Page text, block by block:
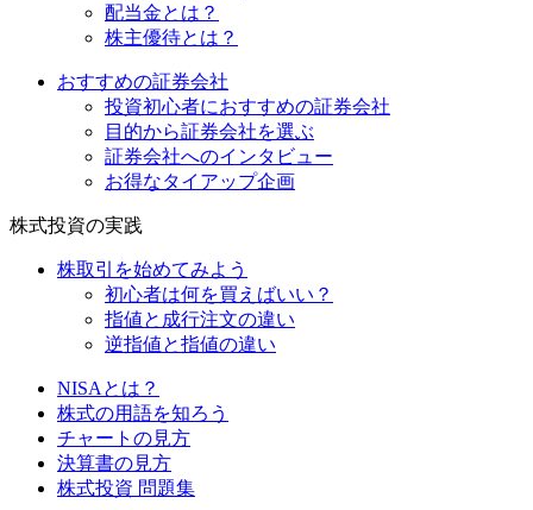
配当金とは？
株主優待とは？
おすすめの証券会社
投資初心者におすすめの証券会社
目的から証券会社を選ぶ
証券会社へのインタビュー
お得なタイアップ企画
株式投資の実践
株取引を始めてみよう
初心者は何を買えばいい？
指値と成行注文の違い
逆指値と指値の違い
NISAとは？
株式の用語を知ろう
チャートの見方
決算書の見方
株式投資 問題集